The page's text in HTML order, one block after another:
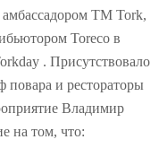
TM Tork,
Toreco в
. Присутствовало
повара и рестораторы
Владимир
на том, что: